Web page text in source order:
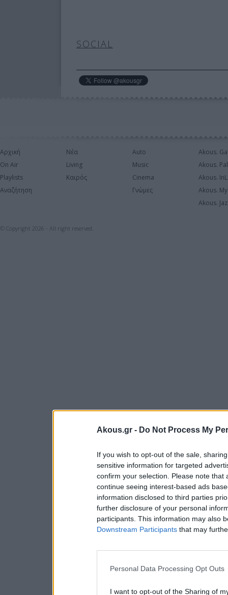
Akous.gr - Do Not Process My
If you wish to opt-out of the sale,
sensitive information for targeted
confirm your selection. Please note
continue seeing interest-based ads
information disclosed to third parties
further disclosure of your personal
participants. This information may also
Downstream Participants that may
Personal Data Processing Opt Outs
I want to opt-out of the Sharing of
SOCIAL
Αρχική
On Air
Playlists
Αναζήτηση
Νέα
Living
Καιρός
Auto
Music
Cinema
Γνώμες
Akous.
Akous.
Akous.
Akous.
Akous.
© Copyright 2026 - All right reserved.